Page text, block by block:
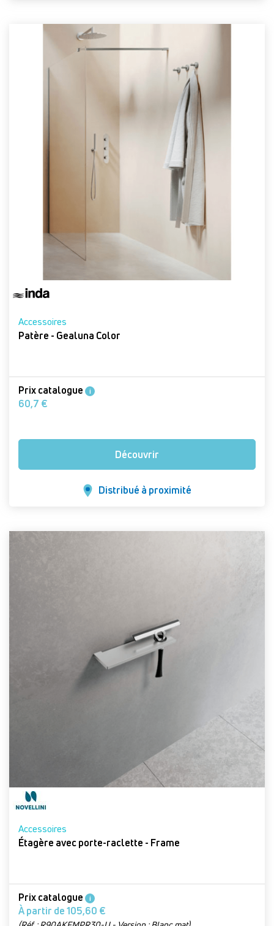
Accessoires
Patère - Gealuna Color
Prix catalogue i
60,7 €
Découvrir
Distribué à proximité
Accessoires
Étagère avec porte-raclette - Frame
Prix catalogue i
À partir de 105,60 €